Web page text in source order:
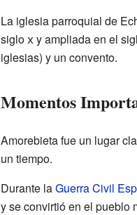
La iglesia parroquial de
siglox y ampliada en el
iglesias) y un convento.
Momentos
Amorebieta fue un lugar
un tiempo.
Durante laGuerra Civil
y se convirtió en el pueblo